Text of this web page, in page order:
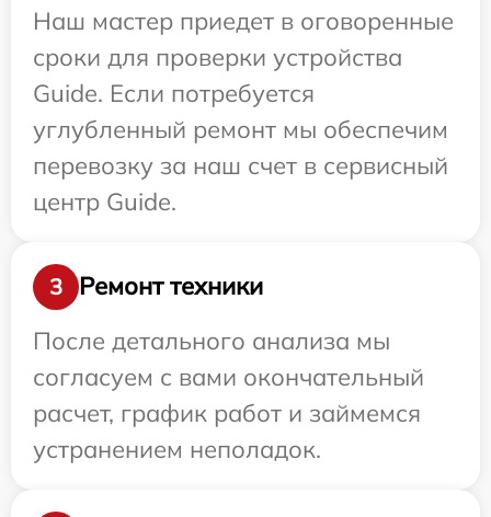
Наш мастер приедет в оговоренные
сроки для проверки устройства
Guide. Если потребуется
углубленный ремонт мы обеспечим
перевозку за наш счет в сервисный
центр Guide.
3
Ремонт техники
После детального анализа мы
согласуем с вами окончательный
расчет, график работ и займемся
устранением неполадок.